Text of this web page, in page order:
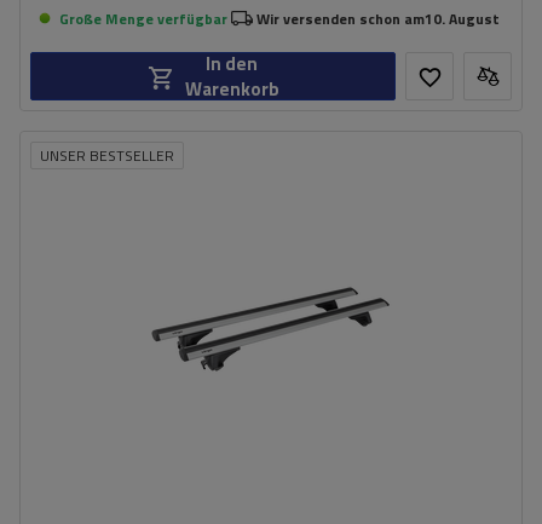
Große Menge verfügbar Wir versenden schon am10. August
In den
Warenkorb
UNSER BESTSELLER